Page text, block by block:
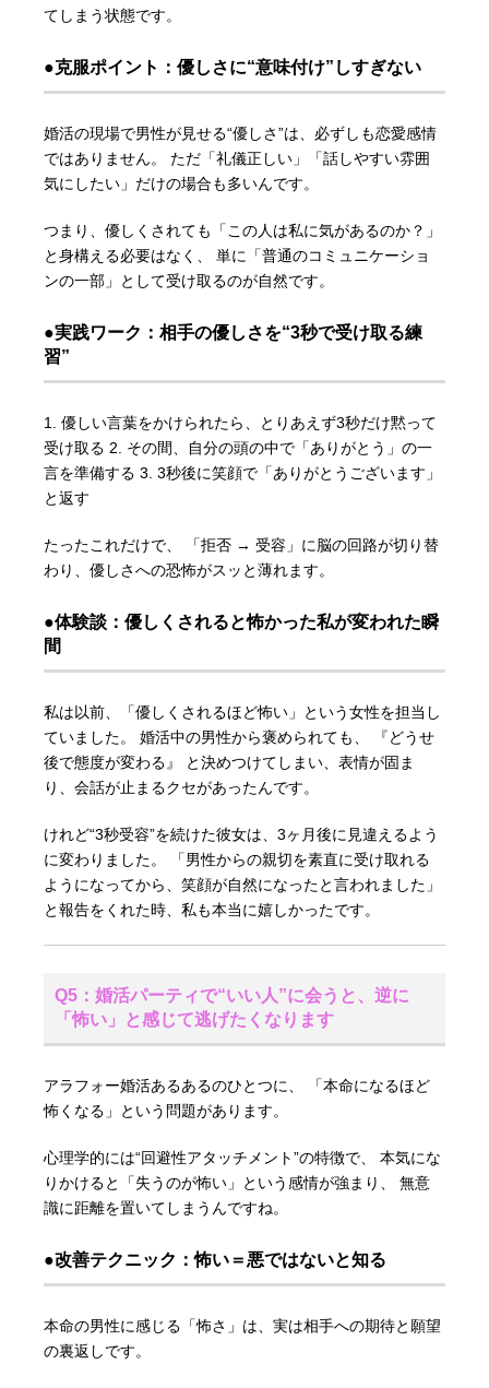
てしまう状態です。
●克服ポイント：優しさに“意味付け”しすぎない
婚活の現場で男性が見せる“優しさ”は、必ずしも恋愛感情
ではありません。 ただ「礼儀正しい」「話しやすい雰囲
気にしたい」だけの場合も多いんです。
つまり、優しくされても「この人は私に気があるのか？」
と身構える必要はなく、 単に「普通のコミュニケーショ
ンの一部」として受け取るのが自然です。
●実践ワーク：相手の優しさを“3秒で受け取る練
習”
1. 優しい言葉をかけられたら、とりあえず3秒だけ黙って
受け取る 2. その間、自分の頭の中で「ありがとう」の一
言を準備する 3. 3秒後に笑顔で「ありがとうございます」
と返す
たったこれだけで、 「拒否 → 受容」に脳の回路が切り替
わり、優しさへの恐怖がスッと薄れます。
●体験談：優しくされると怖かった私が変われた瞬
間
私は以前、「優しくされるほど怖い」という女性を担当し
ていました。 婚活中の男性から褒められても、 『どうせ
後で態度が変わる』 と決めつけてしまい、表情が固ま
り、会話が止まるクセがあったんです。
けれど“3秒受容”を続けた彼女は、3ヶ月後に見違えるよう
に変わりました。 「男性からの親切を素直に受け取れる
ようになってから、笑顔が自然になったと言われました」
と報告をくれた時、私も本当に嬉しかったです。
Q5：婚活パーティで“いい人”に会うと、逆に
「怖い」と感じて逃げたくなります
アラフォー婚活あるあるのひとつに、 「本命になるほど
怖くなる」という問題があります。
心理学的には“回避性アタッチメント”の特徴で、 本気にな
りかけると「失うのが怖い」という感情が強まり、 無意
識に距離を置いてしまうんですね。
●改善テクニック：怖い＝悪ではないと知る
本命の男性に感じる「怖さ」は、実は相手への期待と願望
の裏返しです。